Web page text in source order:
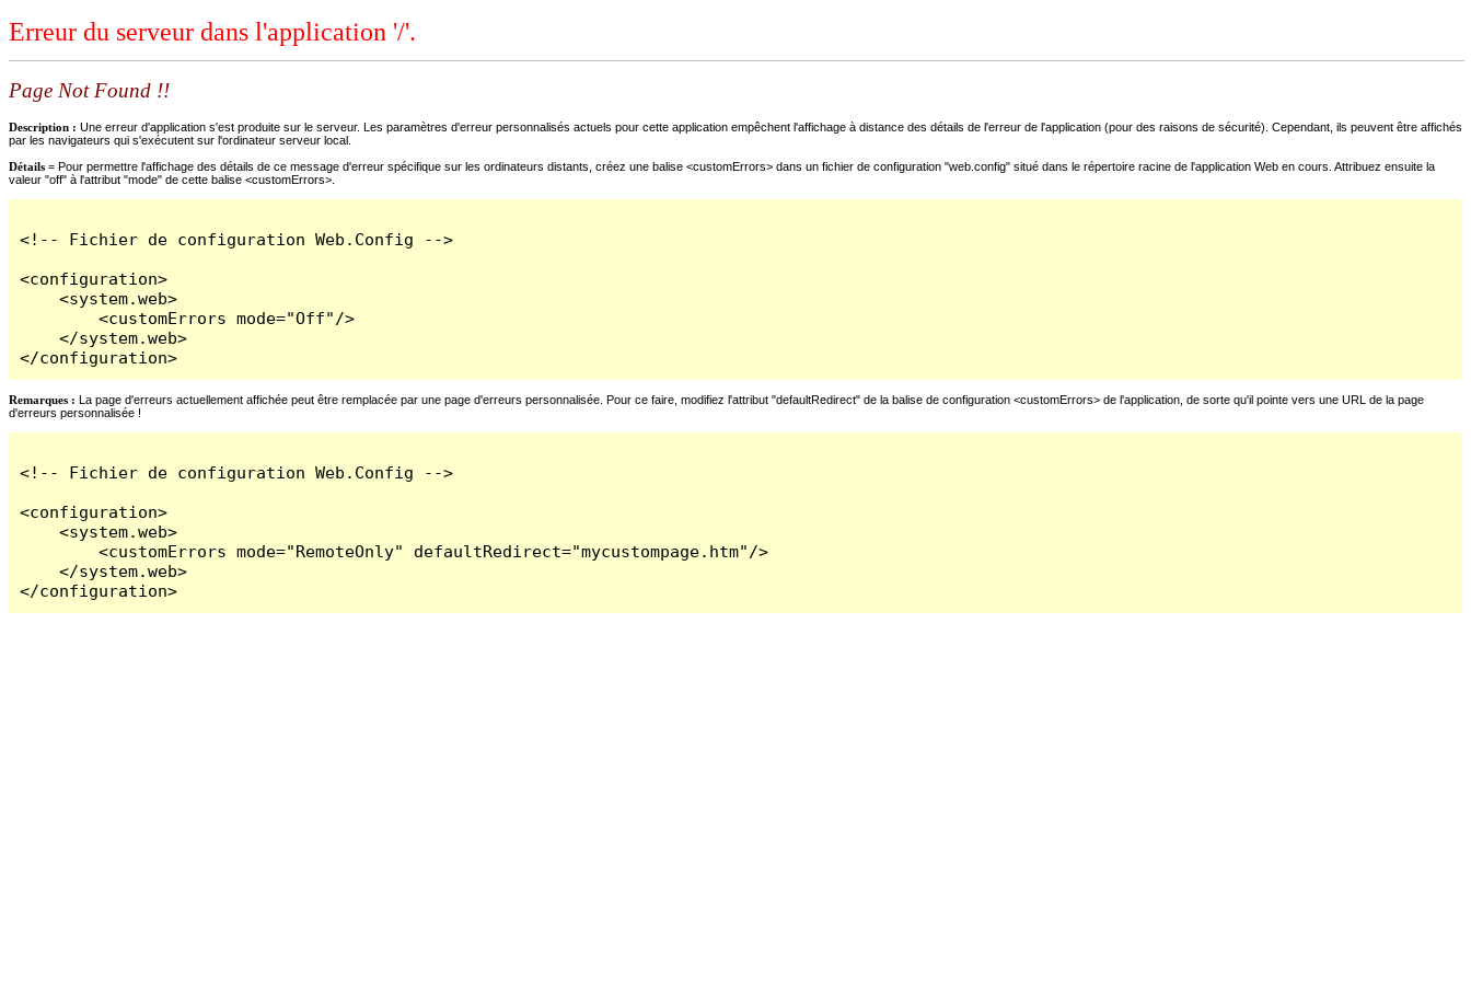
Erreur du serveur dans l'application '/'.
Page Not Found !!
Description : Une erreur d'application s'est produite sur le serveur. Les paramètres d'erreur personnalisés actuels pour cette application empêchent l'affichage à distance des détails de l'erreur de l'application (pour des raisons de sécurité). Cependant, ils peuvent être affichés
par les navigateurs qui s'exécutent sur l'ordinateur serveur local.
Détails = Pour permettre l'affichage des détails de ce message d'erreur spécifique sur les ordinateurs distants, créez une balise <customErrors> dans un fichier de configuration "web.config" situé dans le répertoire racine de l'application Web en cours. Attribuez ensuite la
valeur "off" à l'attribut "mode" de cette balise <customErrors>.
<!-- Fichier de configuration Web.Config -->
<configuration>
    <system.web>
        <customErrors mode="Off"/>
    </system.web>
</configuration>
Remarques : La page d'erreurs actuellement affichée peut être remplacée par une page d'erreurs personnalisée. Pour ce faire, modifiez l'attribut "defaultRedirect" de la balise de configuration <customErrors> de l'application, de sorte qu'il pointe vers une URL de la page
d'erreurs personnalisée !
<!-- Fichier de configuration Web.Config -->
<configuration>
    <system.web>
        <customErrors mode="RemoteOnly" defaultRedirect="mycustompage.htm"/>
    </system.web>
</configuration>